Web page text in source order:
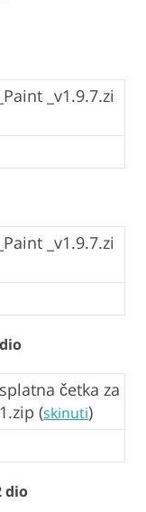
_v1.9.7.zi
_v1.9.7.zi
četka za
(skinuti)
dio